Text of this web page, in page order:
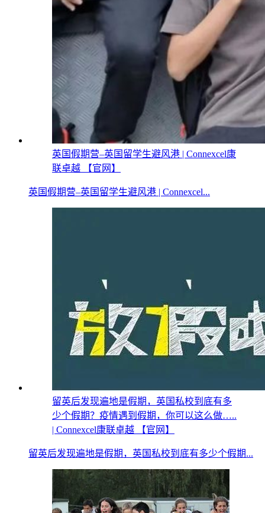
英国假期营–英国留学生避风港 | Connexcel康
联卓越 【官网】
英国假期营–英国留学生避风港 | Connexcel...
留英后发现遍地是假期，英国私校到底有多
少个假期？疫情遇到假期，你可以这么做…..
| Connexcel康联卓越 【官网】
留英后发现遍地是假期，英国私校到底有多少个假期...